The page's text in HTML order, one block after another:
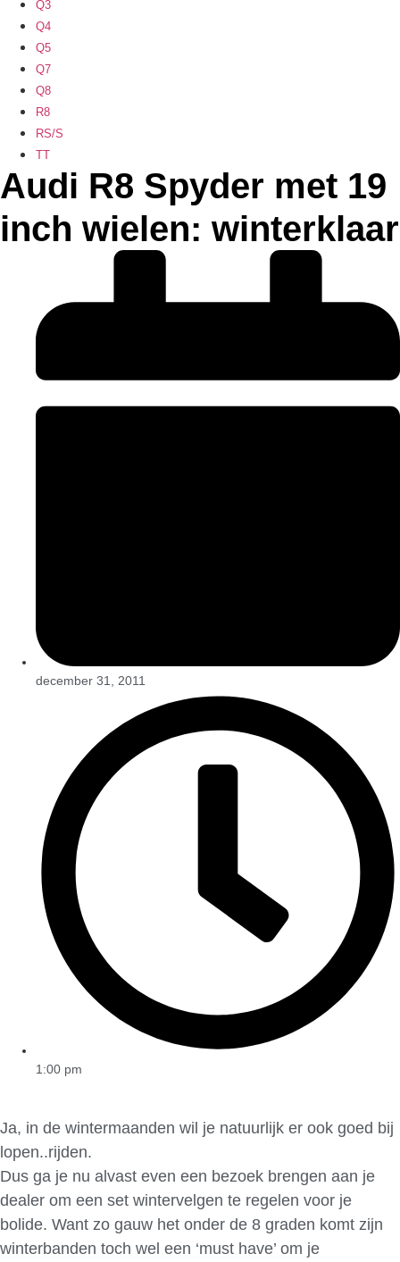
Q3
Q4
Q5
Q7
Q8
R8
RS/S
TT
Audi R8 Spyder met 19
inch wielen: winterklaar
december 31, 2011
1:00 pm
Ja, in de wintermaanden wil je natuurlijk er ook goed bij
lopen..rijden.
Dus ga je nu alvast even een bezoek brengen aan je
dealer om een set wintervelgen te regelen voor je
bolide. Want zo gauw het onder de 8 graden komt zijn
winterbanden toch wel een ‘must have’ om je